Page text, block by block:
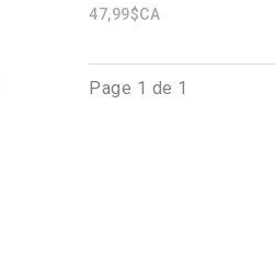
47,99$CA
Page 1 de 1